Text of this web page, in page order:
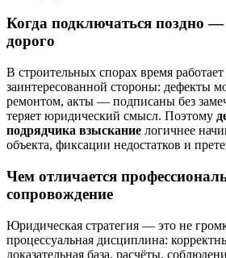
Когда подключаться поздно —
дорого
В строительных спорах время
заинтересованной стороны: дефекты
ремонтом, акты — подписаны без
теряет юридический смысл. Поэтому
подрядчика взыскание логичнее
объекта, фиксации недостатков и
Чем отличается
сопровождение
Юридическая стратегия — это не
процессуальная дисциплина:
доказательная база, расчёты,